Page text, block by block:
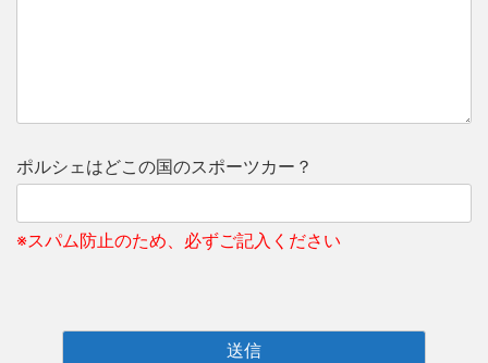
ポルシェはどこの国のスポーツカー？
※スパム防止のため、必ずご記入ください